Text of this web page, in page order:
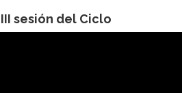
sesión del Ciclo